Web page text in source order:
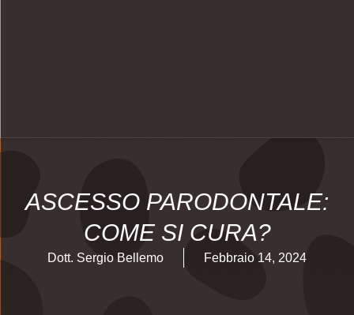
ASCESSO PARODONTALE:
COME SI CURA?
Dott. Sergio Bellemo Febbraio 14, 2024